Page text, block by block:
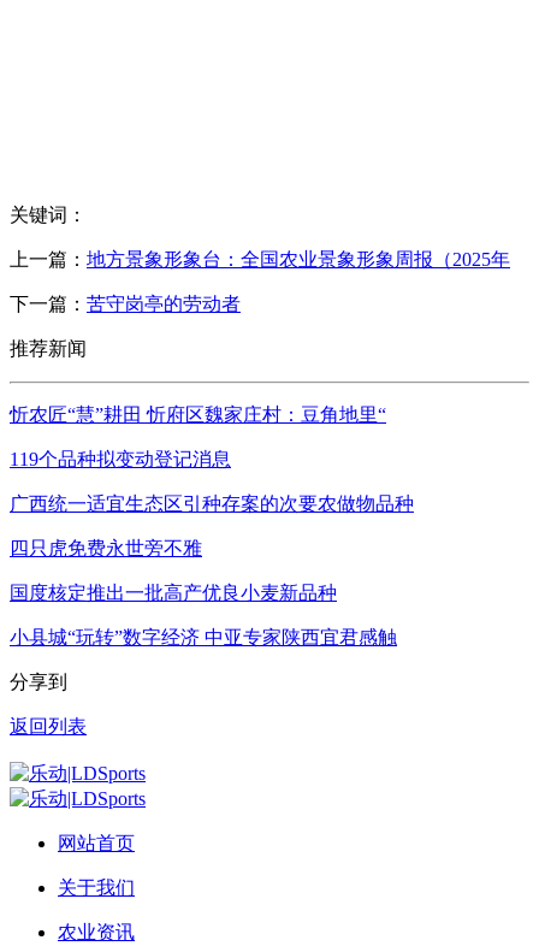
关键词：
上一篇： 地方景象形象台：全国农业景象形象周报（2025年
下一篇： 苦守岗亭的劳动者
推荐新闻
忻农匠“慧”耕田 忻府区魏家庄村：豆角地里“
119个品种拟变动登记消息
广西统一适宜生态区引种存案的次要农做物品种
四只虎免费永世旁不雅
国度核定推出一批高产优良小麦新品种
小县城“玩转”数字经济 中亚专家陕西宜君感触
分享到
返回列表
网站首页
关于我们
农业资讯